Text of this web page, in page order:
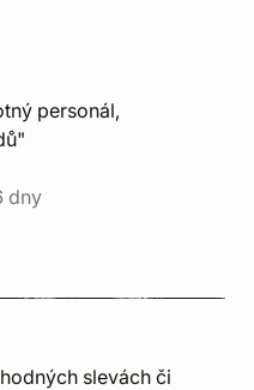
personál,
dny
slevách či